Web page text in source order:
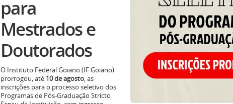
para
Mestrados e
Doutorados
O Instituto Federal Goiano (IF Goiano)
prorrogou, até 10 de agosto, as
inscrições para o processo seletivo dos
Programas de Pós-Graduação Stricto